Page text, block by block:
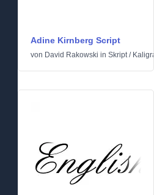
Adine Kirnberg Script
von David Rakowski in Skript/